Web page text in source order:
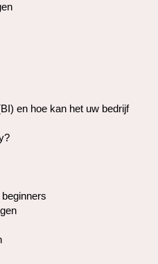
en hoe kan het uw bedrijf